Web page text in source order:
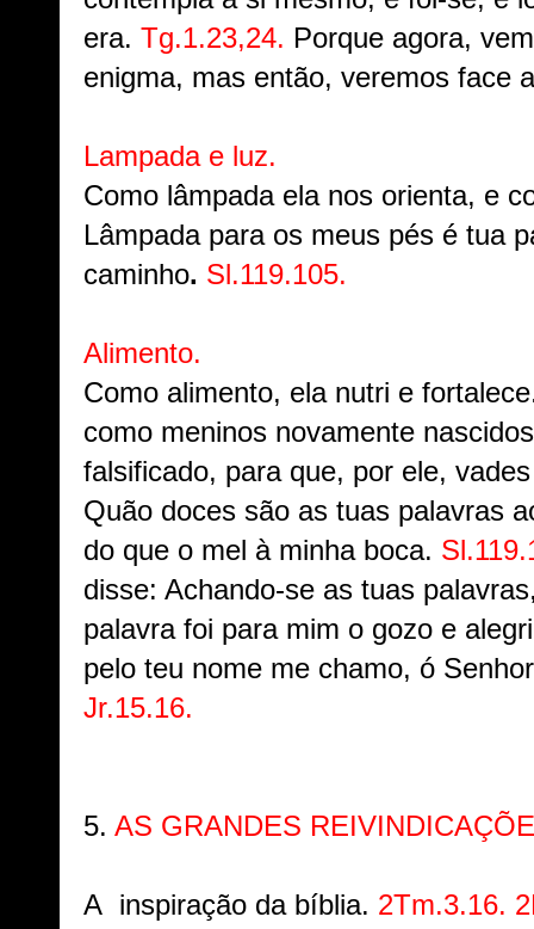
era. Tg.1.23,24. Porque agora,
enigma, mas então, veremos face
Lampada e luz.
Como lâmpada ela nos orienta, e
Lâmpada para os meus pés é tua
caminho. Sl.119.105.
Alimento.
Como alimento, ela nutri e
como meninos novamente
falsificado, para que, por ele,
Quão doces são as tuas palavras
do que o mel à minha boca.
disse: Achando-se as tuas
palavra foi para mim o gozo e
pelo teu nome me chamo, ó
Jr.15.16.
5. AS GRANDES
A inspiração da bíblia. 2Tm.3.16.